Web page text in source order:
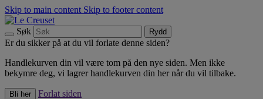
Skip to main content Skip to footer content
Søk Rydd
Er du sikker på at du vil forlate denne siden?
Handlekurven din vil være tom på den nye siden. Men ikke
bekymre deg, vi lagrer handlekurven din her når du vil tilbake.
Bli her
Forlat siden